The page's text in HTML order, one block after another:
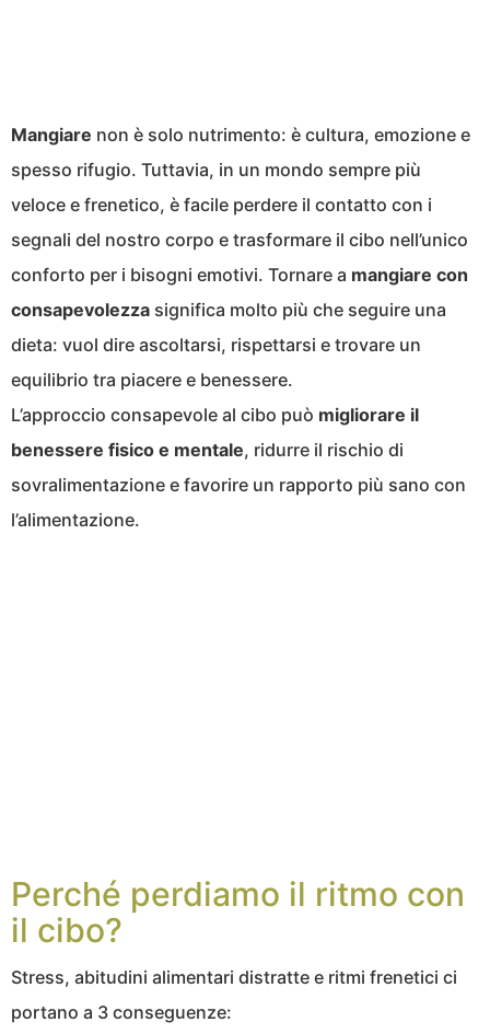
Mangiare non è solo nutrimento: è cultura, emozione e
spesso rifugio. Tuttavia, in un mondo sempre più
veloce e frenetico, è facile perdere il contatto con i
segnali del nostro corpo e trasformare il cibo nell’unico
conforto per i bisogni emotivi. Tornare a mangiare con
consapevolezza significa molto più che seguire una
dieta: vuol dire ascoltarsi, rispettarsi e trovare un
equilibrio tra piacere e benessere.
L’approccio consapevole al cibo può migliorare il
benessere fisico e mentale, ridurre il rischio di
sovralimentazione e favorire un rapporto più sano con
l’alimentazione.
Perché perdiamo il ritmo con
il cibo?
Stress, abitudini alimentari distratte e ritmi frenetici ci
portano a 3 conseguenze: